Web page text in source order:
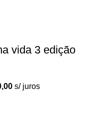
vida 3 edição
s/ juros